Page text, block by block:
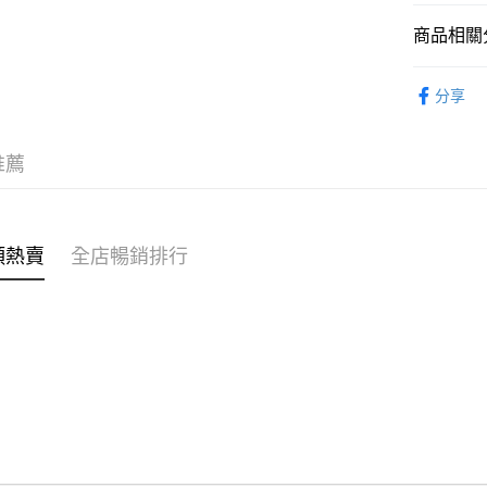
WeChat
送貨方式
商品相關
分享
薦
賣 全店暢銷排行